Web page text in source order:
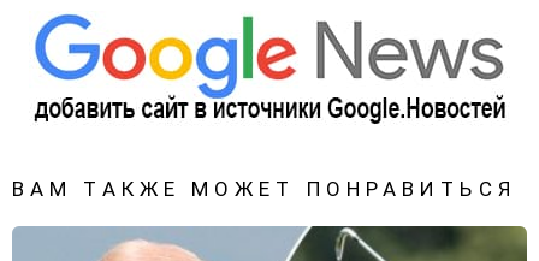
ВАМ ТАКЖЕ МОЖЕТ ПОНРАВИТЬСЯ